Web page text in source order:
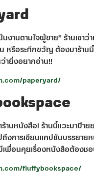
งานตามใจผู้ขาย” ร้านเข
รือระทึกขวัญ ต้องมาร้านนี้
ายิ่งอยากอ่าน!!
paperyard/
านหนังสือ! ร้านนี้แวะมาป้
ถึงการเขียนแคปชันบรรยา
พื่อนคุยเรื่องหนังสือต้องช
fluffybookspace/